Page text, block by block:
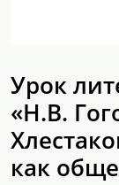
Урок
«Н.В.
как